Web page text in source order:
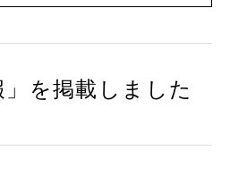
」を掲載しました